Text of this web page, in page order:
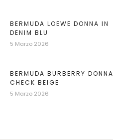
BERMUDA LOEWE DONNA IN
DENIM BLU
5 Marzo 2026
BERMUDA BURBERRY DONNA
CHECK BEIGE
5 Marzo 2026